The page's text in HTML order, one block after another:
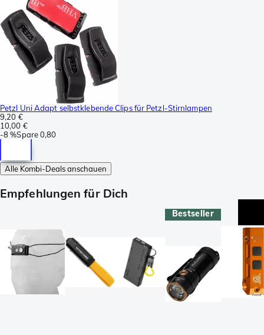
Petzl Uni Adapt selbstklebende Clips für Petzl-Stirnlampen
9,20 €
10,00 €
-8 %Spare0,80
Alle Kombi-Deals anschauen
Empfehlungen für Dich
Bestseller